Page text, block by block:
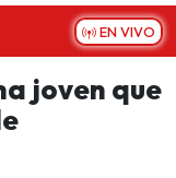
EN VIVO
joven que